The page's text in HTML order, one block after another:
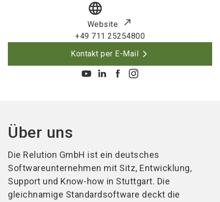
language
Website
+49 711 25254800
Kontakt per E-Mail
Über uns
Die Relution GmbH ist ein deutsches
Softwareunternehmen mit Sitz, Entwicklung,
Support und Know-how in Stuttgart. Die
gleichnamige Standardsoftware deckt die